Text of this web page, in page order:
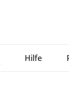
Hilfe